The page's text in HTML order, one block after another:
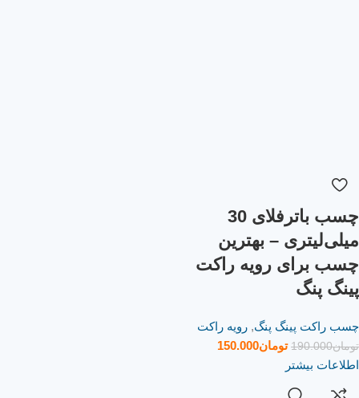
چسب باترفلای 30
میلی‌لیتری – بهترین
چسب برای رویه راکت
پینگ پنگ
چسب راکت پینگ پنگ, رویه راکت
تومان190.000 تومان150.000
اطلاعات بیشتر